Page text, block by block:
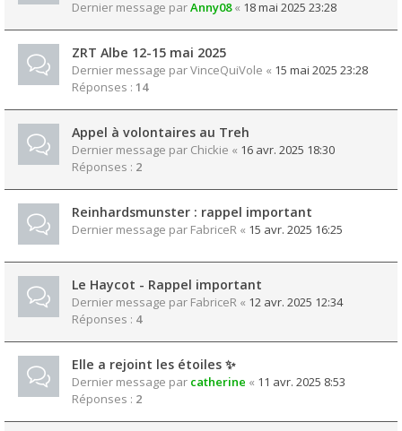
Dernier message parAnny08« 18 mai 2025 23:28
ZRT Albe 12-15 mai 2025
Dernier message parVinceQuiVole « 15 mai 2025 23:28
Réponses : 14
Appel à volontaires au Treh
Dernier message par Chickie « 16 avr. 2025 18:30
Réponses : 2
Reinhardsmunster : rappel important
Dernier message par FabriceR « 15 avr. 2025 16:25
Le Haycot - Rappel important
Dernier message par FabriceR « 12 avr. 2025 12:34
Réponses : 4
Elle a rejoint les étoiles ✨
Dernier message par catherine « 11 avr. 2025 8:53
Réponses : 2